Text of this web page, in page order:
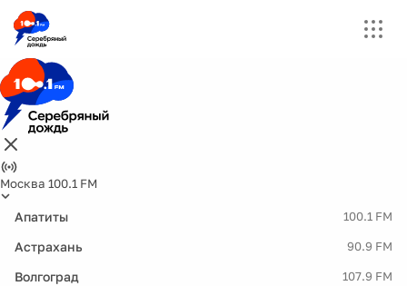
Москва 100.1 FM
Апатиты 100.1 FM
Астрахань 90.9 FM
Волгоград 107.9 FM